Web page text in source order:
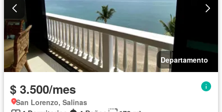
Departamento
$ 3.500/mes
San Lorenzo, Salinas